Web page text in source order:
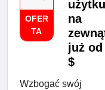
OFER
TA
użytku
na
już od
$
Wzbogać swój